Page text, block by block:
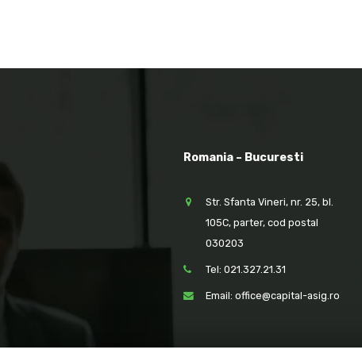
Romania – Bucuresti
Str. Sfanta Vineri, nr. 25, bl.
105C, parter, cod postal
030203
Tel: 021.327.21.31
Email: office@capital-asig.ro